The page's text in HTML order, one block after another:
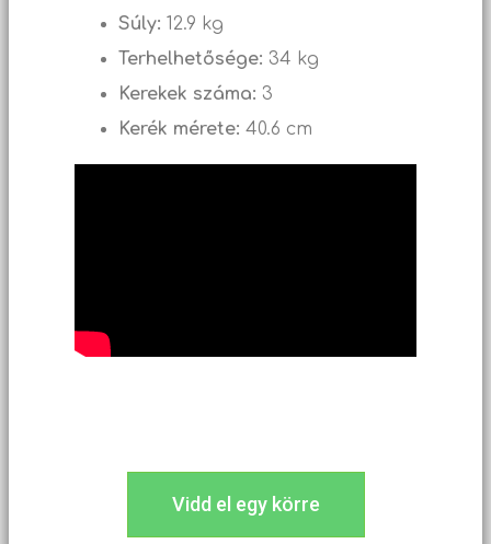
Súly: 12.9 kg
Terhelhetősége: 34 kg
Kerekek száma: 3
Kerék mérete: 40.6 cm
Vidd el egy körre